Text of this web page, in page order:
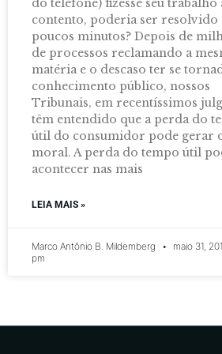
do telefone) fizesse seu trabalho
contento, poderia ser resolvido
poucos minutos? Depois de
de processos reclamando a
matéria e o descaso ter se
conhecimento público, nossos
Tribunais, em recentíssimos
têm entendido que a perda do
útil do consumidor pode gerar
moral. A perda do tempo útil
acontecer nas mais
LEIA MAIS »
Marco Antônio B. Mildemberg maio 31,
pm